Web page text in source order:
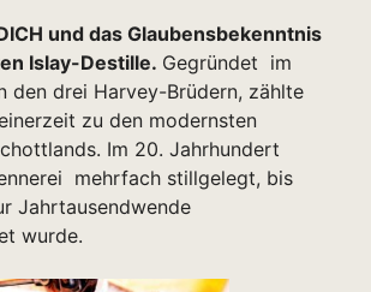
und das Glaubensbekenntnis
Islay-Destille. Gegründet im
den drei Harvey-Brüdern, zählte
zu den modernsten
Im 20. Jahrhundert
mehrfach stillgelegt, bis
Jahrtausendwende
wurde.